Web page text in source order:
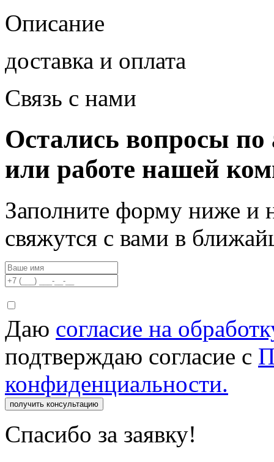
Описание
доставка и оплата
Связь с нами
Остались вопросы по
или работе нашей
Заполните форму ниже и
свяжутся с вами в
Даю согласие на
подтверждаю согласие с
конфиденциальности.
получить консультацию
Спасибо за заявку!